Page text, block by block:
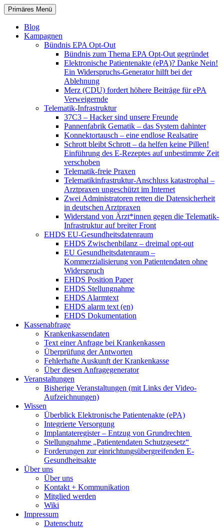
Zum
Inhalt
springen
patientenrechte-datenschutz.de
Suchen
Primäres Menü
Blog
Kampagnen
Bündnis EPA Opt-Out
Bündnis zum Thema EPA Opt-Out gegründet
Elektronische Patientenakte (ePA)? Danke Nein!
Ein Widerspruchs-Generator hilft bei der
Ablehnung
Merz (CDU) fordert höhere Beiträge für ePA
Verweigernde
Telematik-Infrastruktur
37C3 – Hacker sind unsere Freunde
Pannenfabrik Gematik – das System dahinter
Konnektortausch – eine endlose Realsatire
Schrott bleibt Schrott – da helfen keine Pillen!
Einführung des E-Rezeptes auf unbestimmte Zeit
verschoben
Telematik-freie Praxen
Telematikinfrastruktur-Anschluss katastrophal –
Arztpraxen ungeschützt im Internet
Zwei Administratoren retten die Datensicherheit
in deutschen Arztpraxen
Widerstand von Ärzt*innen gegen die Telematik-
Infrastruktur auf breiter Front
EHDS EU-Gesundheitsdatenraum
EHDS Zwischenbilanz – dreimal opt-out
EU Gesundheitsdatenraum –
Kommerzialisierung von Patientendaten ohne
Widerspruch
EHDS Position Paper
EHDS Stellungnahme
EHDS Alarmtext
EHDS alarm text (en)
EHDS Dokumentation
Kassenabfrage
Krankenkassendaten
Text einer Anfrage bei Krankenkassen
Überprüfung der Antworten
Fehlerhafte Auskunft der Krankenkasse
Über diesen Anfragegenerator
Veranstaltungen
Bisherige Veranstaltungen (mit Links der Video-
Aufzeichnungen)
Wissen
Überblick Elektronische Patientenakte (ePA)
Integrierte Versorgung
Implantateregister – Entzug von Grundrechten
Stellungnahme „Patientendaten Schutzgesetz“
Forderungen zur einrichtungsübergreifenden E-
Gesundheitsakte
Über uns
Über uns
Kontakt + Kommunikation
Mitglied werden
Wiki
Impressum
Datenschutz